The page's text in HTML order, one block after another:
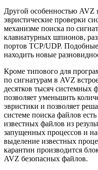
Другой особенностью AVZ
эвристические проверки
механизме поиска по
клавиатурных шпионов,
портов TCP/UDP.
находить новые
Кроме типового для
по сигнатурам в AVZ
десятков тысяч
позволяет уменьшить
эвристики и позволяет
системе поиска файлов
известных файлов из
запущенных процессов и
выделение известных
карантин производится
AVZ безопасных файлов.